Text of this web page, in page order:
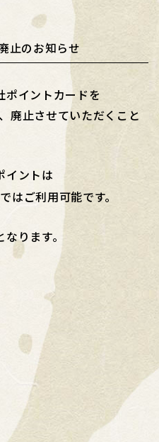
止のお知らせ
ポイントカードを
廃止させていただくこと
イントは
はご利用可能です。
ります。